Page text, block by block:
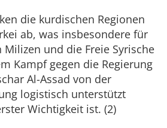
die kurdischen Regionen
ab, was insbesondere für
und die Freie Syrische
Kampf gegen die Regierung
Al-Assad von der
logistisch unterstützt
Wichtigkeit ist. (2)